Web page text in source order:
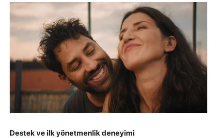
Destek ve ilk yönetmenlik deneyimi